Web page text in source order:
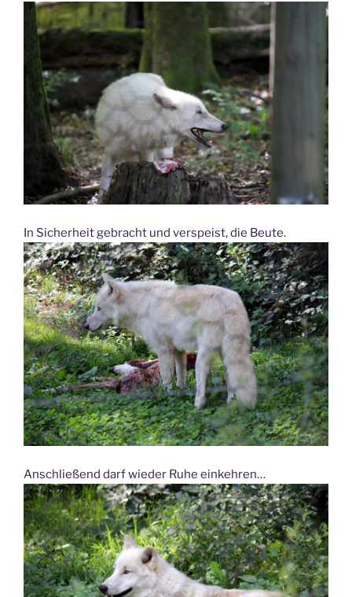
In Sicherheit gebracht und verspeist, die Beute.
Anschließend darf wieder Ruhe einkehren…